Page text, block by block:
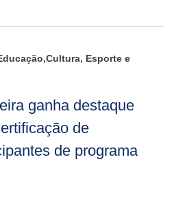
Esporte e
ganha destaque
de
de programa